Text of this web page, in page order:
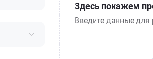
Здесь покажем
Введите данные для